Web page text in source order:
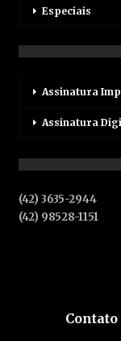
Especiais
Assinatura
Assinatura
(42) 3635-2944
(42) 98528-1151
Contato